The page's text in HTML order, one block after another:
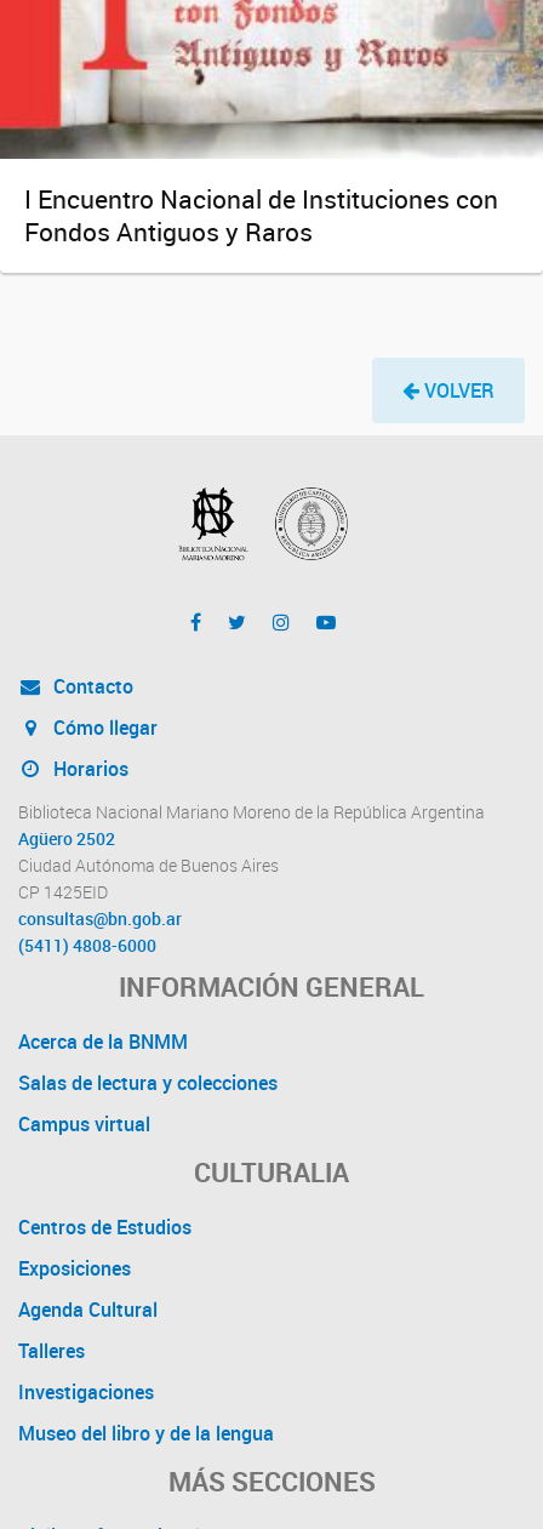
I Encuentro Nacional de Instituciones con
Fondos Antiguos y Raros
VOLVER
Contacto
Cómo llegar
Horarios
Biblioteca Nacional Mariano Moreno de la República Argentina
Agüero 2502
Ciudad Autónoma de Buenos Aires
CP 1425EID
consultas@bn.gob.ar
(5411) 4808-6000
INFORMACIÓN GENERAL
Acerca de la BNMM
Salas de lectura y colecciones
Campus virtual
CULTURALIA
Centros de Estudios
Exposiciones
Agenda Cultural
Talleres
Investigaciones
Museo del libro y de la lengua
MÁS SECCIONES